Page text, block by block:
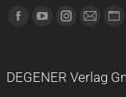
Finden Sie uns auf:
FacebookYouTubeInstagram
E-
opens
DEGENER Verlag